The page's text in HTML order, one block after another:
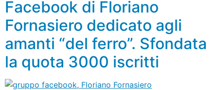
Facebook di Floriano
Fornasiero dedicato agli
amanti “del ferro”. Sfondata
la quota 3000 iscritti